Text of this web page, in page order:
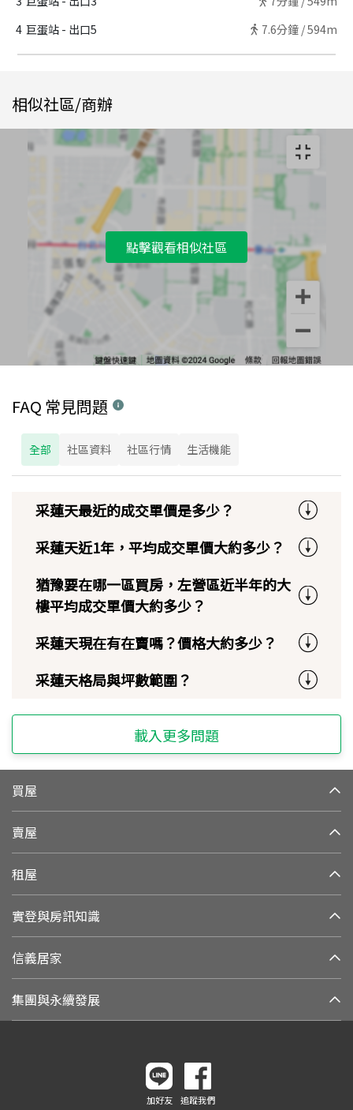
4 巨蛋站 - 出口5 7.6分鐘 /594m
相似社區/商辦
點擊觀看相似社區
FAQ 常見問題
全部 社區資料 社區行情 生活機能
采蓮天最近的成交單價是多少？
采蓮天近1年，平均成交單價大約多少？
猶豫要在哪一區買房，左營區近半年的大
樓平均成交單價大約多少？
采蓮天現在有在賣嗎？價格大約多少？
采蓮天格局與坪數範圍？
載入更多問題
買屋
賣屋
租屋
實登與房訊知識
信義居家
集團與永續發展
加好友 追蹤我們